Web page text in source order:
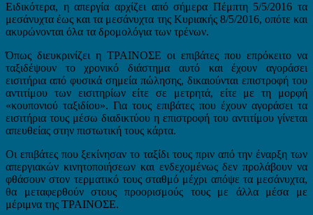
Ειδικότερα, η απεργία αρχίζει από σήμερα Πέμπτη 5/5/2016 τα
μεσάνυχτα έως και τα μεσάνυχτα της Κυριακής 8/5/2016, οπότε και
ακυρώνονται όλα τα δρομολόγια των τρένων.
Όπως διευκρινίζει η ΤΡΑΙΝΟΣΕ οι επιβάτες που επρόκειτο να
ταξιδέψουν το χρονικό διάστημα αυτό και έχουν αγοράσει
εισιτήρια από φυσικά σημεία πώλησης, δικαιούνται επιστροφή του
αντιτίμου των εισιτηρίων είτε σε μετρητά, είτε με τη μορφή
«κουπονιού ταξιδίου». Για τους επιβάτες που έχουν αγοράσει τα
εισιτήρια τους μέσω διαδικτύου η επιστροφή του αντιτίμου γίνεται
απευθείας στην πιστωτική τους κάρτα.
Οι επιβάτες που ξεκίνησαν το ταξίδι τους πριν από την έναρξη των
απεργιακών κινητοποιήσεων και ενδεχομένως δεν προλάβουν να
φθάσουν στον τερματικό τους σταθμό μέχρι απόψε τα μεσάνυχτα,
θα μεταφερθούν στους προορισμούς τους με άλλα μέσα με
μέριμνα της ΤΡΑΙΝΟΣΕ.